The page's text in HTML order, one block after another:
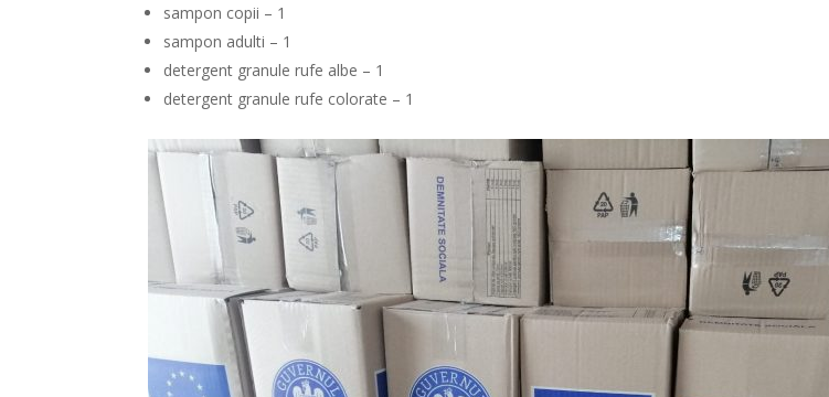
sampon copii – 1
sampon adulti – 1
detergent granule rufe albe – 1
detergent granule rufe colorate – 1